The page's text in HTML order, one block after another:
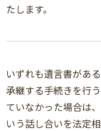
たします。
いずれも遺言書があ
承継する手続きを行
ていなかった場合は
いう話し合いを法定